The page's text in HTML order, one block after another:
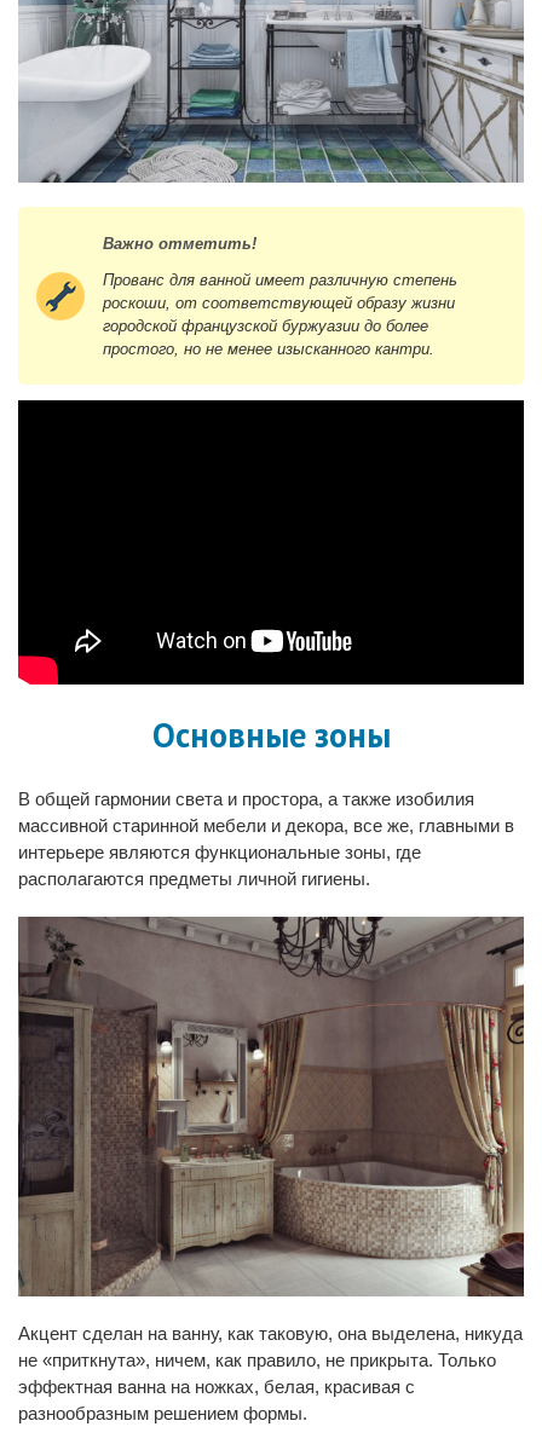
Важно отметить!
Прованс для ванной имеет различную степень
роскоши, от соответствующей образу жизни
городской французской буржуазии до более
простого, но не менее изысканного кантри.
Основные зоны
В общей гармонии света и простора, а также изобилия
массивной старинной мебели и декора, все же, главными в
интерьере являются функциональные зоны, где
располагаются предметы личной гигиены.
Акцент сделан на ванну, как таковую, она выделена, никуда
не «приткнута», ничем, как правило, не прикрыта. Только
эффектная ванна на ножках, белая, красивая с
разнообразным решением формы.